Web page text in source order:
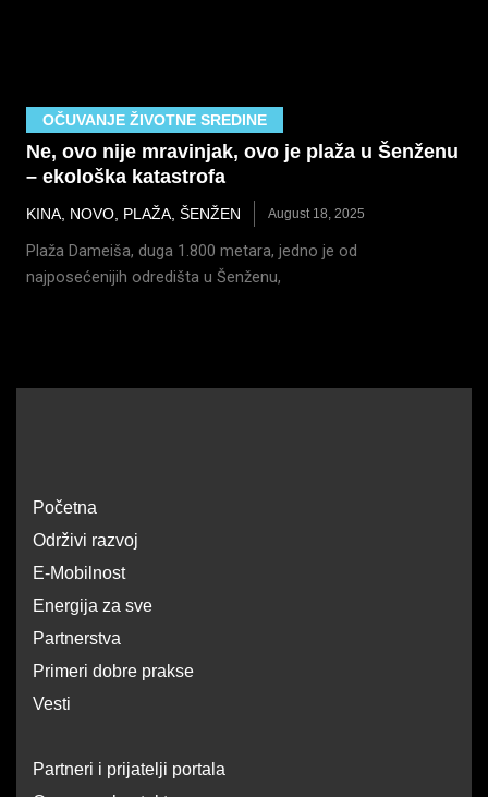
OČUVANJE ŽIVOTNE SREDINE
Ne, ovo nije mravinjak, ovo je plaža u Šenženu
– ekološka katastrofa
KINA NOVO PLAŽA ŠENŽEN August 18, 2025
Plaža Dameiša, duga 1.800 metara, jedno je od
najposećenijih odredišta u Šenženu,
Početna
Održivi razvoj
E-Mobilnost
Energija za sve
Partnerstva
Primeri dobre prakse
Vesti
Partneri i prijatelji portala